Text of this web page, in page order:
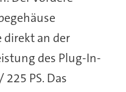
an der
des Plug-In-
PS. Das